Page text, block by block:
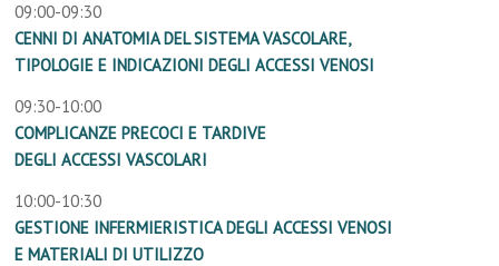
09:00-09:30
CENNI DI ANATOMIA DEL SISTEMA VASCOLARE,
TIPOLOGIE E INDICAZIONI DEGLI ACCESSI VENOSI
09:30-10:00
COMPLICANZE PRECOCI E TARDIVE
DEGLI ACCESSI VASCOLARI
10:00-10:30
GESTIONE INFERMIERISTICA DEGLI ACCESSI VENOSI
E MATERIALI DI UTILIZZO